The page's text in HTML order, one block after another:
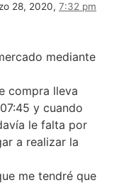
28, 2020, 7:32 pm
mediante
compra lleva
y cuando
le falta por
a realizar la
me tendré que